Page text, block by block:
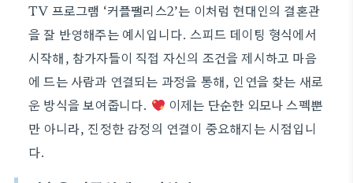
TV 프로그램 ‘커플팰리스2’는 이처럼 현대인의 결혼관
을 잘 반영해주는 예시입니다. 스피드 데이팅 형식에서
시작해, 참가자들이 직접 자신의 조건을 제시하고 마음
에 드는 사람과 연결되는 과정을 통해, 인연을 찾는 새로
운 방식을 보여줍니다.
이제는 단순한 외모나 스펙뿐
만 아니라, 진정한 감정의 연결이 중요해지는 시점입니
다.